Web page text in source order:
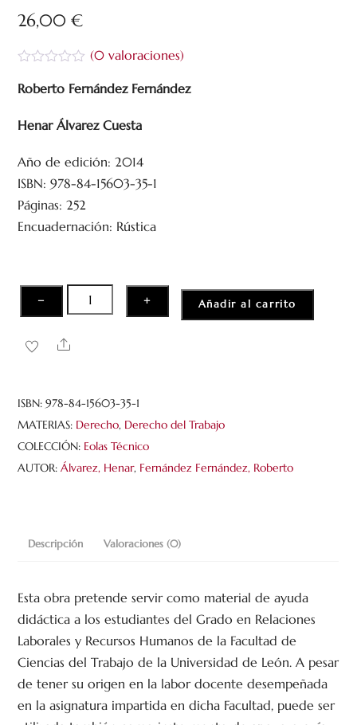
26,00€
a
r
o
c
o
n
0
d
(0valoraciones)
Roberto Fernández Fernández
Henar Álvarez Cuesta
Año de edición: 2014
ISBN: 978-84-15603-35-1
Páginas: 252
Encuadernación: Rústica
−
Principios
básicos
de
Materiales
adaptados
al
EEES.
+ Añadir al carrito
Share
ISBN:978-84-15603-35-1
MATERIAS: Derecho, Derecho del Trabajo
COLECCIÓN: Eolas Técnico
AUTOR:Álvarez, Henar, Fernández Fernández, Roberto
Descripción Valoraciones (0)
Esta obra pretende servir como material de ayuda
didáctica a los estudiantes del Grado en Relaciones
Laborales y Recursos Humanos de la Facultad de
Ciencias del Trabajo de la Universidad de León. A pesar
de tener su origen en la labor docente desempeñada
en la asignatura impartida en dicha Facultad, puede ser